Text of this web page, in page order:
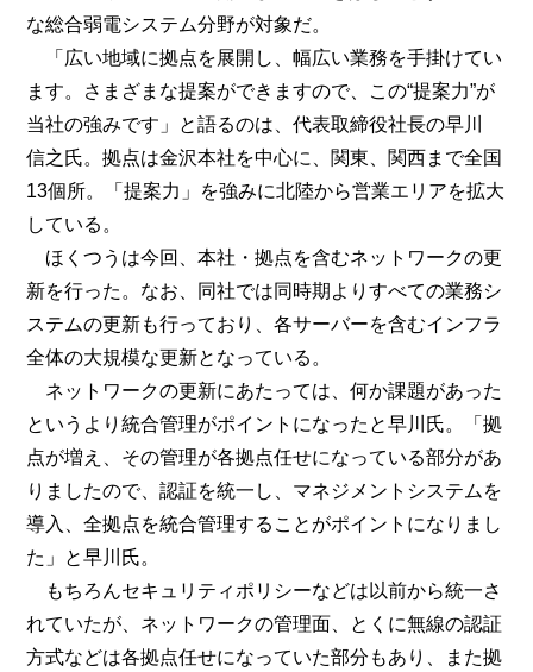
な総合弱電システム分野が対象だ。
「広い地域に拠点を展開し、幅広い業務を手掛けてい
ます。さまざまな提案ができますので、この“提案力”が
当社の強みです」と語るのは、代表取締役社長の早川
信之氏。拠点は金沢本社を中心に、関東、関西まで全国
13個所。「提案力」を強みに北陸から営業エリアを拡大
している。
ほくつうは今回、本社・拠点を含むネットワークの更
新を行った。なお、同社では同時期よりすべての業務シ
ステムの更新も行っており、各サーバーを含むインフラ
全体の大規模な更新となっている。
ネットワークの更新にあたっては、何か課題があった
というより統合管理がポイントになったと早川氏。「拠
点が増え、その管理が各拠点任せになっている部分があ
りましたので、認証を統一し、マネジメントシステムを
導入、全拠点を統合管理することがポイントになりまし
た」と早川氏。
もちろんセキュリティポリシーなどは以前から統一さ
れていたが、ネットワークの管理面、とくに無線の認証
方式などは各拠点任せになっていた部分もあり、また拠